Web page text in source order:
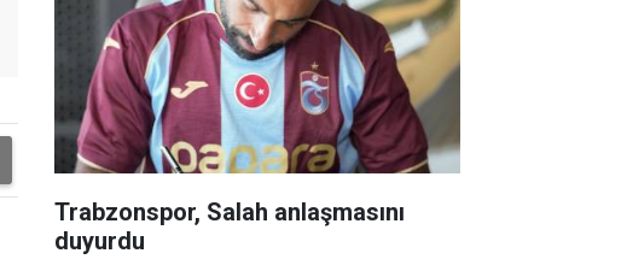
Trabzonspor, Salah anlaşmasını
duyurdu